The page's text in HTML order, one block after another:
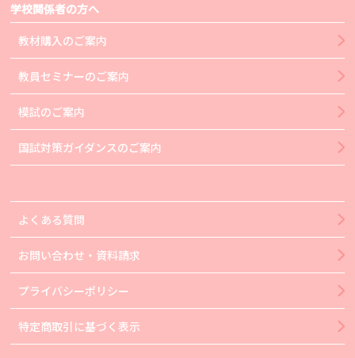
学校関係者の方へ
教材購入のご案内
教員セミナーのご案内
模試のご案内
国試対策ガイダンスのご案内
よくある質問
お問い合わせ・資料請求
プライバシーポリシー
特定商取引に基づく表示